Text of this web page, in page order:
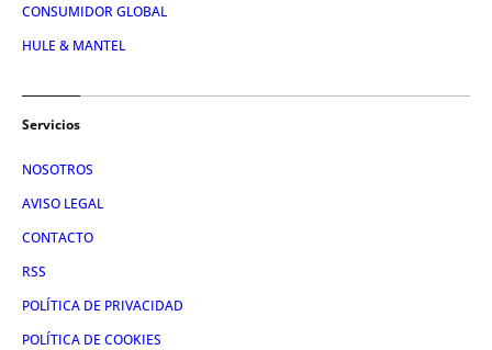
CONSUMIDOR GLOBAL
HULE & MANTEL
Servicios
NOSOTROS
AVISO LEGAL
CONTACTO
RSS
POLÍTICA DE PRIVACIDAD
POLÍTICA DE COOKIES